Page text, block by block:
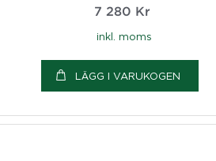
7 280 Kr
inkl. moms
LÄGG I VARUKOGEN